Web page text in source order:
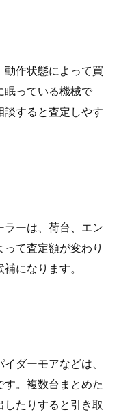
作状態によって買
眠っている機械で
談すると査定しやす
ラーは、荷台、エン
て査定額が変わり
になります。
ダーモアなどは、
。複数台まとめた
したりすると引き取